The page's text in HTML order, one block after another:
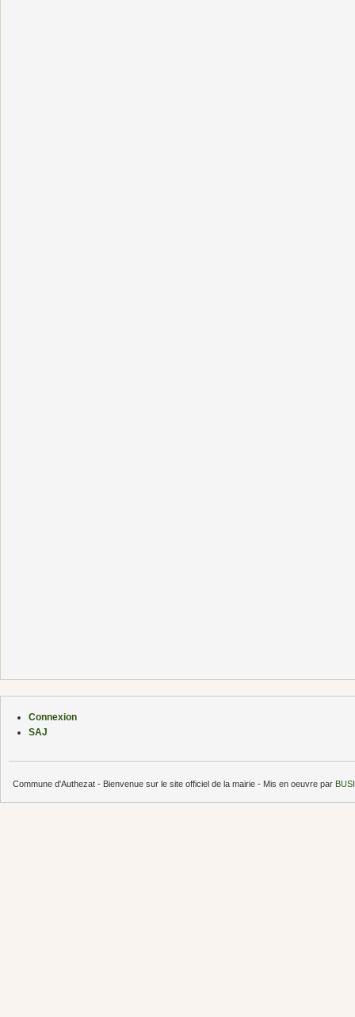
Connexion
SAJ
Commune d'Authezat - Bienvenue sur le site officiel de la mairie - Mis en oeuvre par